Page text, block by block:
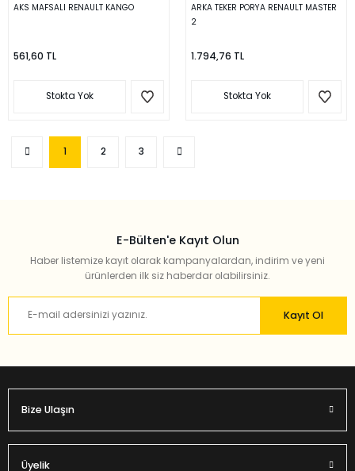
AKS MAFSALI RENAULT KANGO
561,60 TL
Stokta Yok
ARKA TEKER PORYA RENAULT MASTER
2
1.794,76 TL
Stokta Yok
1 2 3
E-Bülten'e Kayıt Olun
Haber listemize kayıt olarak kampanyalardan, indirim ve yeni
ürünlerden ilk siz haberdar olabilirsiniz.
Kayıt Ol
Bize Ulaşın
Üyelik